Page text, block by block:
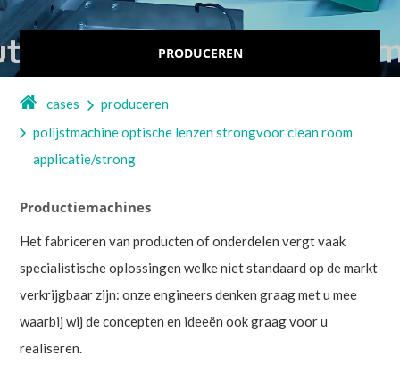
PRODUCEREN
cases
produceren
polijstmachine optische lenzen strongvoor clean room
applicatie/strong
Productiemachines
Het fabriceren van producten of onderdelen vergt vaak
specialistische oplossingen welke niet standaard op de markt
verkrijgbaar zijn: onze engineers denken graag met u mee
waarbij wij de concepten en ideeën ook graag voor u
realiseren.